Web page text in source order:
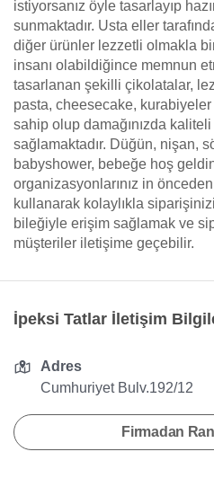
istiyorsanız öyle tasarlayıp
sunmaktadır. Usta eller
diğer ürünler lezzetli olmakla
insanı olabildiğince memnun
tasarlanan şekilli çikolatalar,
pasta, cheesecake,
sahip olup damağınızda kaliteli
sağlamaktadır. Düğün, nişan,
babyshower, bebeğe hoş
organizasyonlarınız in
kullanarak kolaylıkla
bileğiyle erişim sağlamak ve
müşteriler iletişime geçebilir.
İpeksi Tatlar İletişim
Adres
Cumhuriyet Bulv.192/12
Firmadan